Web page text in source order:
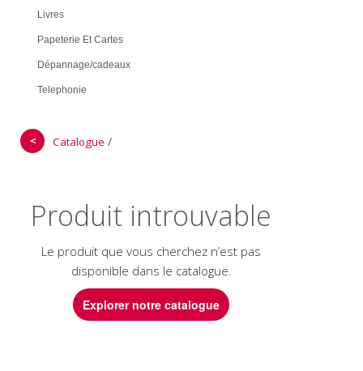
Livres
Papeterie Et Cartes
Dépannage/cadeaux
Telephonie
＜ Catalogue /
Produit introuvable
Le produit que vous cherchez n’est pas
disponible dans le catalogue.
Explorer notre catalogue